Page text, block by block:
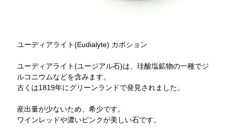
ユーディアライト(Eudialyte) カボション
ユーディアライト(ユージアル石)は、珪酸塩鉱物の一種でジ
ルコニウムなどを含みます。
古くは1819年にグリーンランドで発見されました。
産出量が少ないため、希少です。
ワインレッドや濃いピンクが美しい石です。